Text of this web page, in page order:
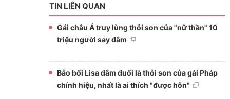
TIN LIÊN QUAN
Gái châu Á truy lùng thỏi son của "nữ thần" 10
triệu người say đắm
Bảo bối Lisa đắm đuối là thỏi son của gái Pháp
chính hiệu, nhất là ai thích "được hôn"